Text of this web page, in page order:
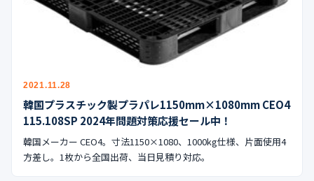
2021.11.28
韓国プラスチック製プラパレ1150mm×1080mm CEO4
115.108SP 2024年問題対策応援セール中！
韓国メーカー CEO4。寸法1150×1080、1000kg仕様、片面使用4
方差し。1枚から全国出荷、当日見積り対応。